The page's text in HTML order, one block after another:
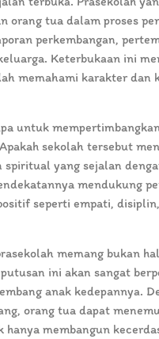
orang tua dalam proses
perkembangan,
Keterbukaan ini
memahami karakter dan
untuk
sekolah tersebut
spiritual yang sejalan
mendukung
seperti empati,
memang bukan
ini akan sangat
anak kedepannya.
orang tua dapat
hanya membangun